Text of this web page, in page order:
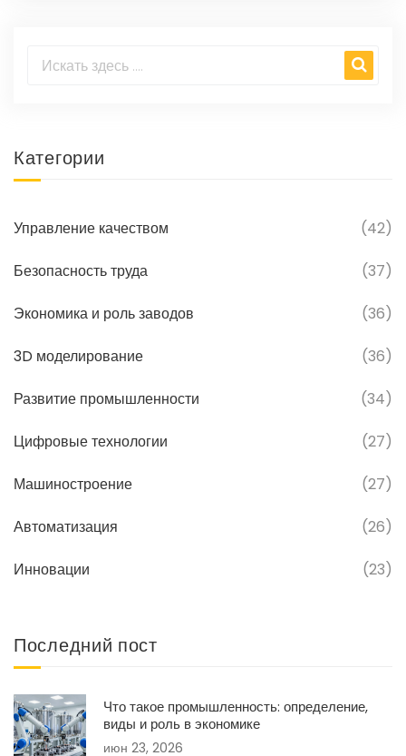
чтобы понять, чем на самом деле живут
Категории
Управление качеством (42)
Безопасность труда (37)
Экономика и роль заводов (36)
3D моделирование (36)
Развитие промышленности (34)
Цифровые технологии (27)
Машиностроение (27)
Автоматизация (26)
Инновации (23)
Последний пост
Что такое промышленность: определение,
виды и роль в экономике
июн 23, 2026